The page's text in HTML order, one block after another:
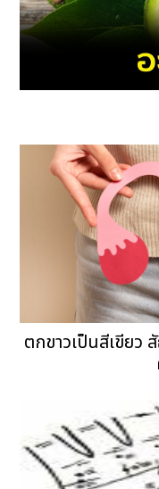
ตกขาวเป็นสีเขีย